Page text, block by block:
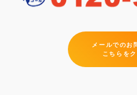
メールでのお
こちらをク